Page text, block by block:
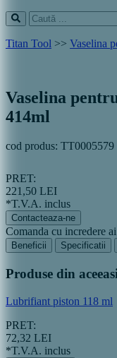
Titan Tool >> Vaselina
Vaselina
414ml
cod produs: TT0005579
PRET:
221,50 LEI
*T.V.A. inclus
Contacteaza-ne
Comanda cu incredere
Beneficii Specificatii
Produse din
Lubrifiant piston 118 ml
PRET:
72,32 LEI
*T.V.A. inclus